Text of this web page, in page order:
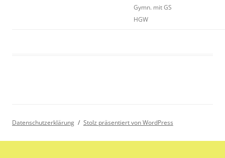
Gymn. mit GS
HGW
Datenschutzerklärung Stolz präsentiert von WordPress